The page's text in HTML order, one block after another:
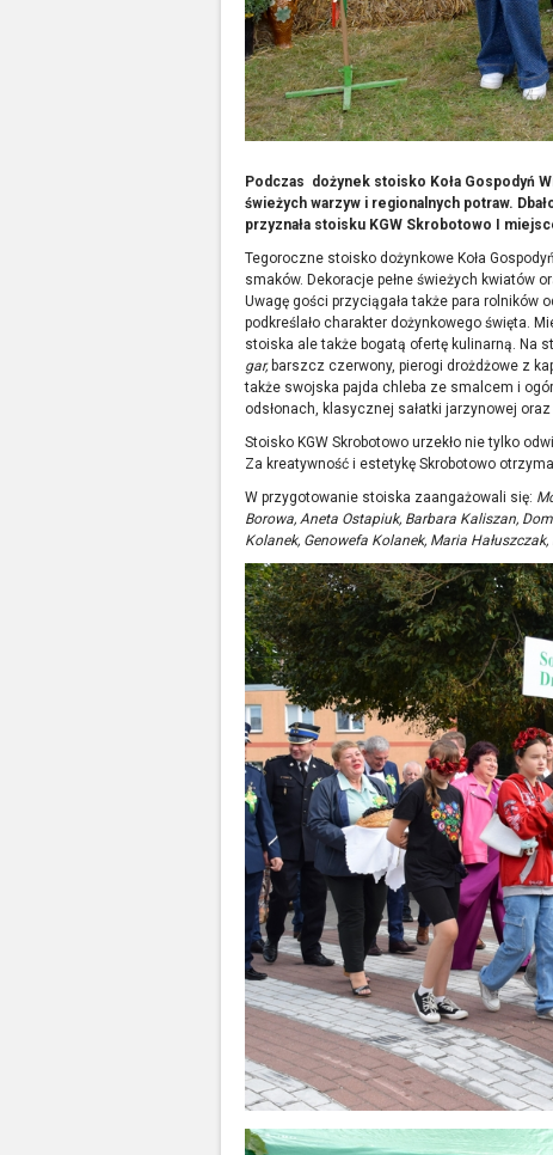
Podczas dożynek stoisko Koła Gospodyń
świeżych warzyw i regionalnych potraw.
przyznała stoisku KGW Skrobotowo I
Tegoroczne stoisko dożynkowe Koła
smaków. Dekoracje pełne świeżych kwiatów
Uwagę gości przyciągała także para
podkreślało charakter dożynkowego święta.
stoiska ale także bogatą ofertę kulinarną. Na
gar,barszcz czerwony, pierogi drożdżowe z
także swojska pajda chleba ze smalcem i
odsłonach, klasycznej sałatki jarzynowej
Stoisko KGW Skrobotowo urzekło nie tylko
Za kreatywność i estetykę Skrobotowo
W przygotowanie stoiska zaangażowali się:
Borowa, Aneta Ostapiuk, Barbara Kaliszan,
Kolanek, Genowefa Kolanek, Maria